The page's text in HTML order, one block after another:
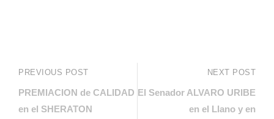
PREVIOUS POST
PREMIACION de CALIDAD
en el SHERATON
NEXT POST
El Senador ALVARO URIBE
en el Llano y en